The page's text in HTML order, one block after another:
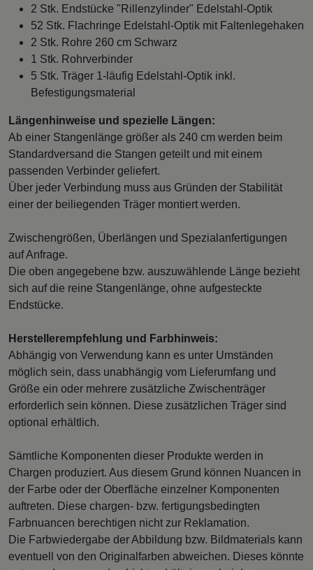
2 Stk. Endstücke "Rillenzylinder" Edelstahl-Optik
52 Stk. Flachringe Edelstahl-Optik mit Faltenlegehaken
2 Stk. Rohre 260 cm Schwarz
1 Stk. Rohrverbinder
5 Stk. Träger 1-läufig Edelstahl-Optik inkl.
Befestigungsmaterial
Längenhinweise und spezielle Längen:
Ab einer Stangenlänge größer als 240 cm werden beim
Standardversand die Stangen geteilt und mit einem
passenden Verbinder geliefert.
Über jeder Verbindung muss aus Gründen der Stabilität
einer der beiliegenden Träger montiert werden.
Zwischengrößen, Überlängen und Spezialanfertigungen
auf Anfrage.
Die oben angegebene bzw. auszuwählende Länge bezieht
sich auf die reine Stangenlänge, ohne aufgesteckte
Endstücke.
Herstellerempfehlung und Farbhinweis:
Abhängig von Verwendung kann es unter Umständen
möglich sein, dass unabhängig vom Lieferumfang und
Größe ein oder mehrere zusätzliche Zwischenträger
erforderlich sein können. Diese zusätzlichen Träger sind
optional erhältlich.
Sämtliche Komponenten dieser Produkte werden in
Chargen produziert. Aus diesem Grund können Nuancen in
der Farbe oder der Oberfläche einzelner Komponenten
auftreten. Diese chargen- bzw. fertigungsbedingten
Farbnuancen berechtigen nicht zur Reklamation.
Die Farbwiedergabe der Abbildung bzw. Bildmaterials kann
eventuell von den Originalfarben abweichen. Dieses könnte